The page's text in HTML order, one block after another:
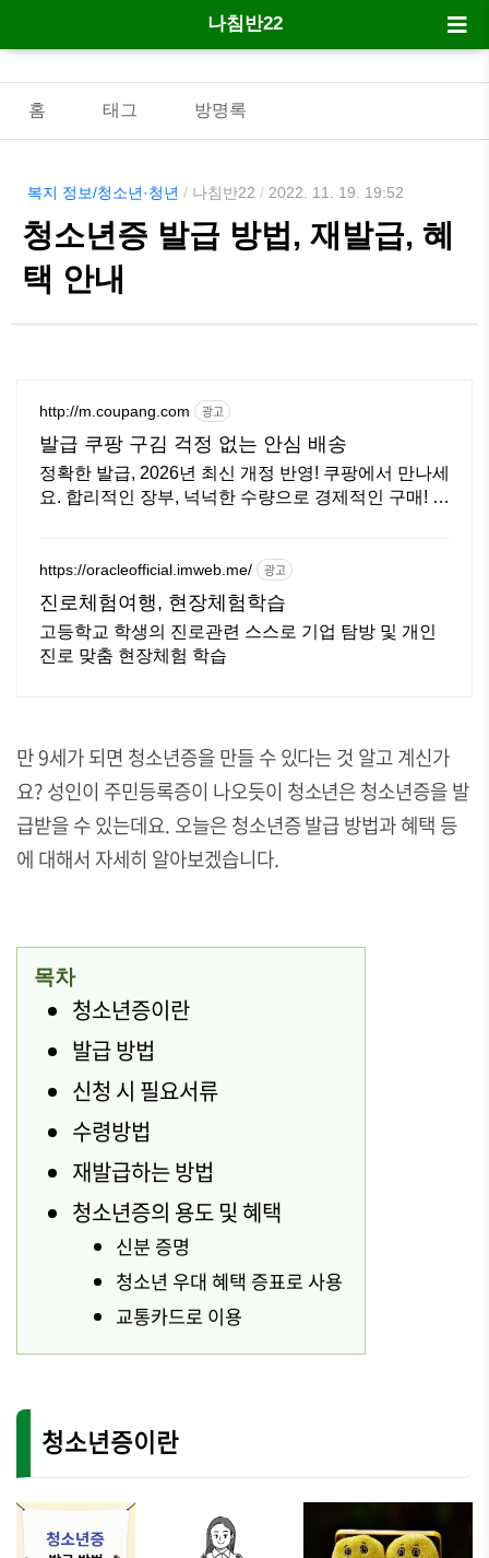
나침반22
홈 태그 방명록
복지 정보/청소년·청년 / 나침반22 / 2022. 11. 19. 19:52
청소년증 발급 방법, 재발급, 혜
택 안내
http://m.coupang.com 광고
발급 쿠팡 구김 걱정 없는 안심 배송
정확한 발급, 2026년 최신 개정 반영! 쿠팡에서 만나세
요. 합리적인 장부, 넉넉한 수량으로 경제적인 구매! 쿠
https://oracleofficial.imweb.me/ 광고
진로체험여행, 현장체험학습
고등학교 학생의 진로관련 스스로 기업 탐방 및 개인
진로 맞춤 현장체험 학습
만 9세가 되면 청소년증을 만들 수 있다는 것 알고 계신가
요? 성인이 주민등록증이 나오듯이 청소년은 청소년증을 발
급받을 수 있는데요. 오늘은 청소년증 발급 방법과 혜택 등
에 대해서 자세히 알아보겠습니다.
목차
청소년증이란
발급 방법
신청 시 필요서류
수령방법
재발급하는 방법
청소년증의 용도 및 혜택
신분 증명
청소년 우대 혜택 증표로 사용
교통카드로 이용
청소년증이란